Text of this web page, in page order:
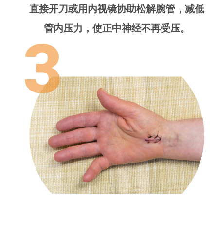
直接开刀或用内视镜协助松解腕管，减低
管内压力，使正中神经不再受压。
3